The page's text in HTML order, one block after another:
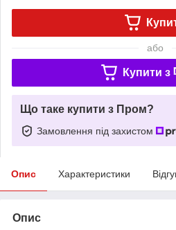
або
Купити з
Що таке купити з Пром?
Замовлення під захистом
Опис Характеристики
Опис